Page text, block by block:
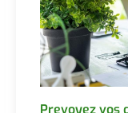
Prevoyez vos